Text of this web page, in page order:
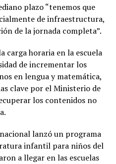
plazo “tenemos que
de infraestructura,
de la jornada completa”.
carga horaria en la escuela
de incrementar los
en lengua y matemática,
clave por el Ministerio de
los contenidos no
lanzó un programa
infantil para niños del
a llegar en las escuelas